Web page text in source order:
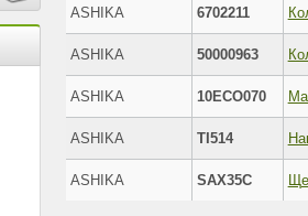
ASHIKA 6702211
ASHIKA 50000963
ASHIKA 10ECO070
ASHIKA TI514
ASHIKA SAX35C